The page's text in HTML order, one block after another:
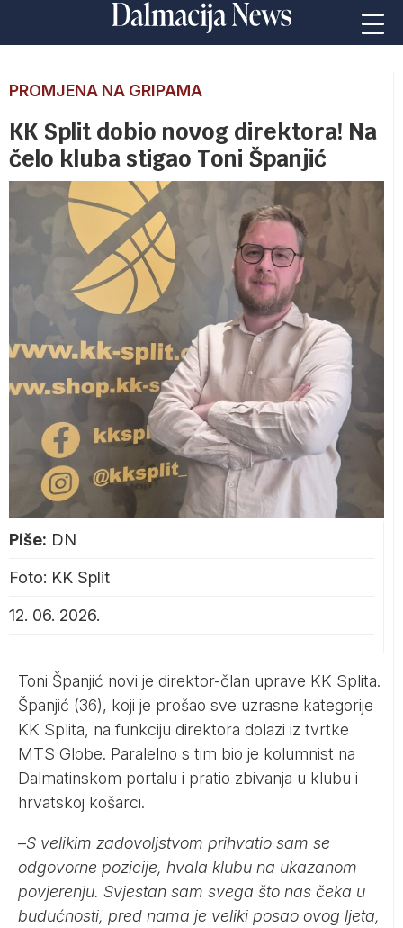
PROMJENA NA GRIPAMA
KK Split dobio novog direktora! Na
čelo kluba stigao Toni Španjić
Piše: DN
Foto: KK Split
12. 06. 2026.
Toni Španjić novi je direktor-član uprave KK Splita.
Španjić (36), koji je prošao sve uzrasne kategorije
KK Splita, na funkciju direktora dolazi iz tvrtke
MTS Globe. Paralelno s tim bio je kolumnist na
Dalmatinskom portalu i pratio zbivanja u klubu i
hrvatskoj košarci.
–S velikim zadovoljstvom prihvatio sam se
odgovorne pozicije, hvala klubu na ukazanom
povjerenju. Svjestan sam svega što nas čeka u
budućnosti, pred nama je veliki posao ovog ljeta,